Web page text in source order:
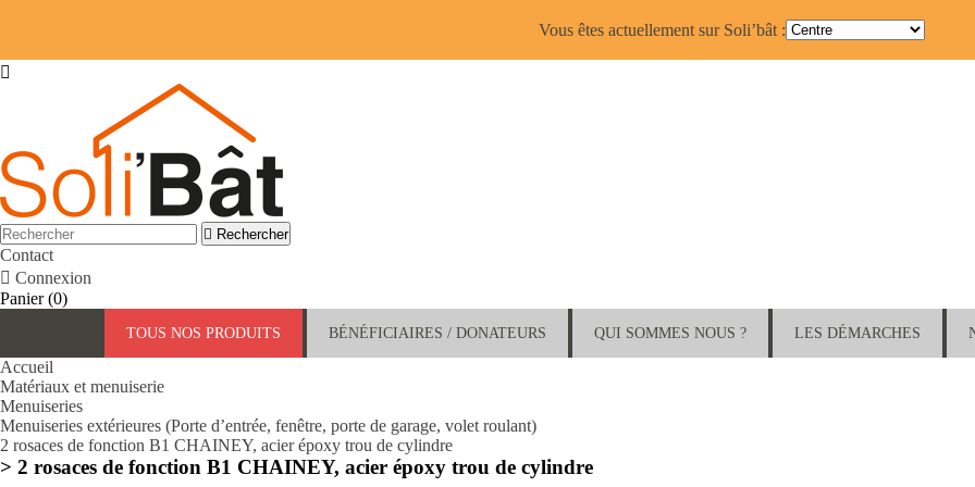
Vous êtes actuellement sur Soli’bât :

 Rechercher
Contact
 Connexion
Panier (0)
TOUS NOS PRODUITS BÉNÉFICIAIRES / DONATEURS QUI SOMMES NOUS ? LES DÉMARCHES
Accueil
Matériaux et menuiserie
Menuiseries
Menuiseries extérieures (Porte d’entrée, fenêtre, porte de garage, volet roulant)
2 rosaces de fonction B1 CHAINEY, acier époxy trou de cylindre
> 2 rosaces de fonction B1 CHAINEY, acier époxy trou de cylindre